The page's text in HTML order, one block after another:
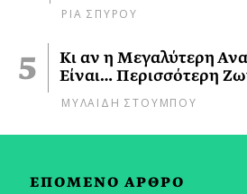
ΡΙΑ ΣΠΥΡΟΥ
Κι αν η Μεγαλύτερη
Είναι… Περισσότερη
ΜΥΛΑΙΔΗ ΣΤΟΥΜΠΟΥ
ΕΠΟΜΕΝΟ ΑΡΘΡΟ